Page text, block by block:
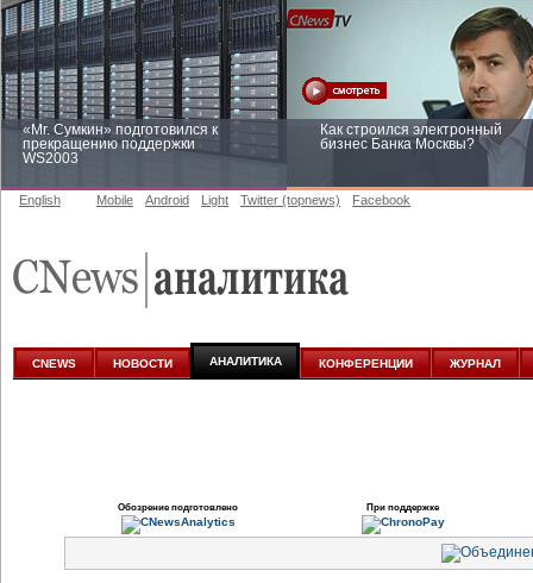
«Mr. Сумкин» подготовился к
прекращению поддержки
WS2003
Как строился электронный
бизнес Банка Москвы?
аналитике
English Mobile Android Light Twitter (topnews) Facebook
CNEWS НОВОСТИ АНАЛИТИКА КОНФЕРЕНЦИИ ЖУРНАЛ
Обозрение подготовлено При поддержке